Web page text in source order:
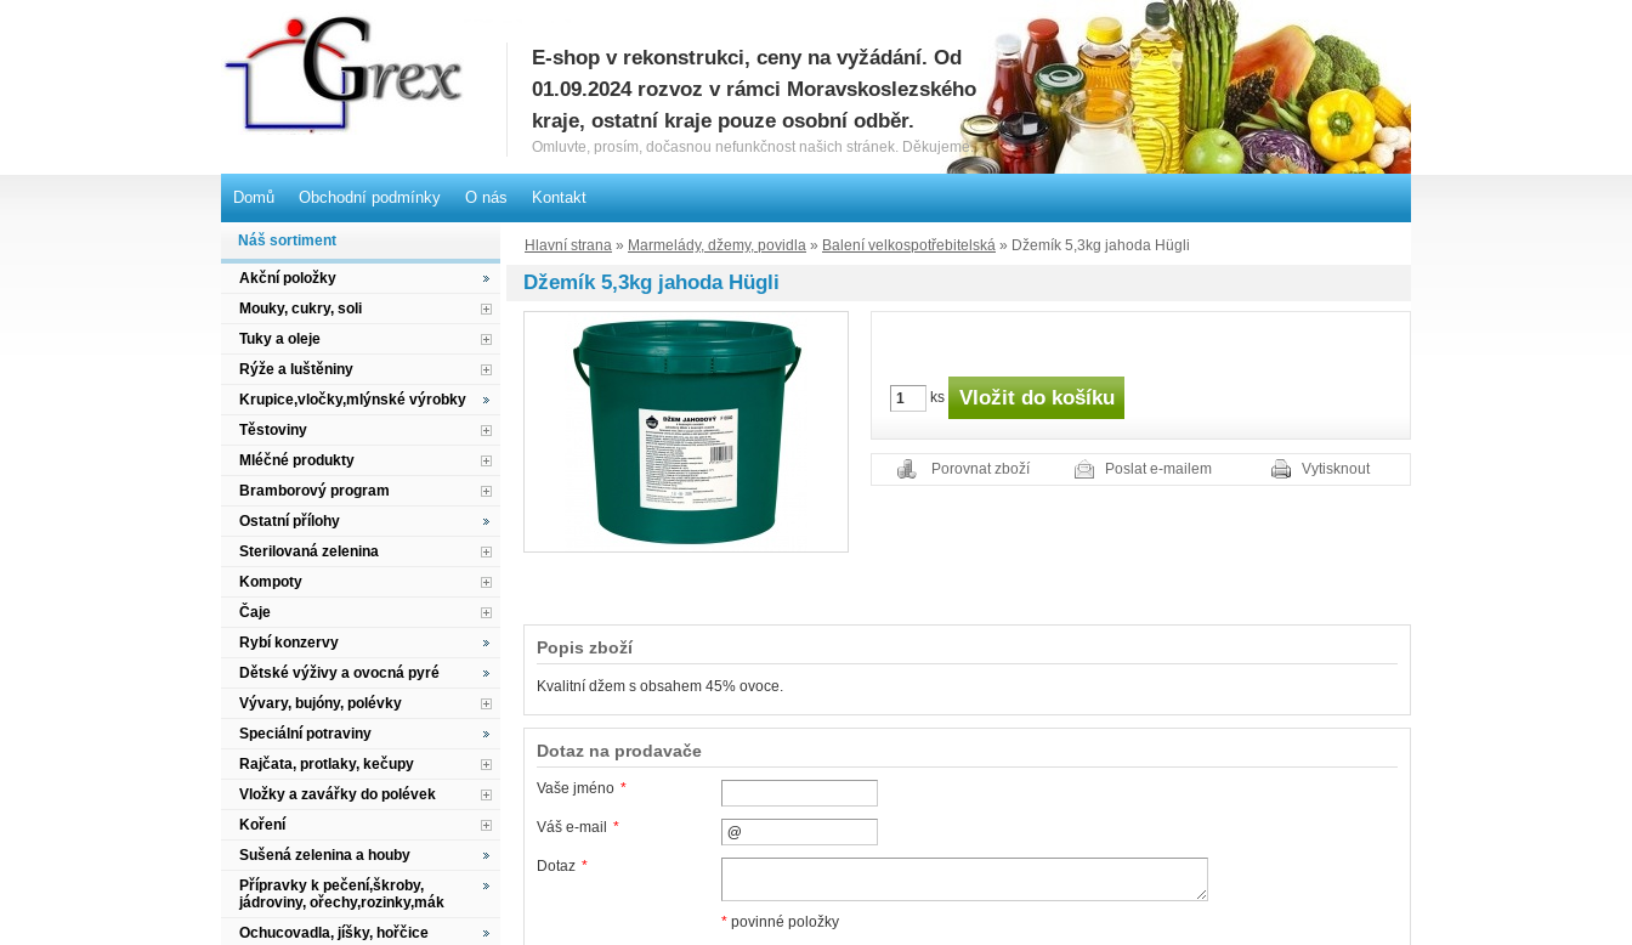
Hlavní strana » Marmelády, džemy, povidla » Balení velkospotřebitelská » Džemík 5,3kg jahoda Hügli
Džemík 5,3kg jahoda Hügli
ks
Porovnat zboží Poslat e-mailem Vytisknout
Popis zboží
Kvalitní džem s obsahem 45% ovoce.
Dotaz na prodavače
Vaše jméno *
Váš e-mail *
Dotaz *
*povinné položky
Náš sortiment
Akční položky
Mouky, cukry, soli
Tuky a oleje
Rýže a luštěniny
Krupice,vločky,mlýnské výrobky
Těstoviny
Mléčné produkty
Bramborový program
Ostatní přílohy
Sterilovaná zelenina
Kompoty
Čaje
Rybí konzervy
Dětské výživy a ovocná pyré
Vývary, bujóny, polévky
Speciální potraviny
Rajčata, protlaky, kečupy
Vložky a zavářky do polévek
Koření
Sušená zelenina a houby
Přípravky k pečení,škroby,
jádroviny, ořechy,rozinky,mák
Ochucovadla, jíšky, hořčice
G
E-shop v rekonstrukci, ceny na vyžádání. Od
01.09.2024 rozvoz v rámci Moravskoslezského
kraje, ostatní kraje pouze osobní odběr.
Omluvte, prosím, dočasnou nefunkčnost našich stránek. Děkujeme.
Domů Obchodní podmínky O nás Kontakt